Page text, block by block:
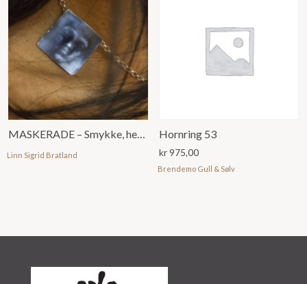
MASKERADE – Smykke, heil maske med emalje
Linn Sigrid Bratland
Hornring 53
kr975,00
Brendemo Gull & Sølv